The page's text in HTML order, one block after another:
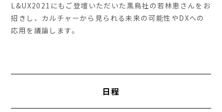
L&UX2021にもご登壇いただいた黒鳥社の若林恵さんをお
招きし、カルチャーから見られる未来の可能性やDXへの
応用を議論します。
日程